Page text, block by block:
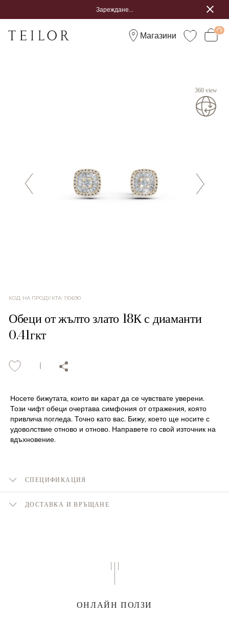
Зареждане...
Магазини
360 view
КОД НА ПРОДУКТА:110690
Обеци от жълто злато 18К с диаманти
0.41гкт
Носете бижутата, които ви карат да се чувствате уверени.
Този чифт обеци очертава симфония от отражения, която
привлича погледа. Точно като вас. Бижу, което ще носите с
удоволствие отново и отново. Направете го свой източник на
вдъхновение.
СПЕЦИФИКАЦИЯ
ДОСТАВКА И ВРЪЩАНЕ
ОНЛАЙН ПОЛЗИ